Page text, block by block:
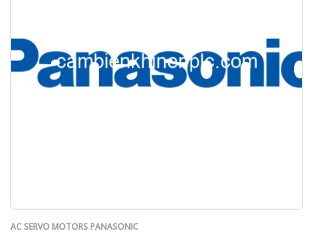
AC SERVO MOTORS PANASONIC